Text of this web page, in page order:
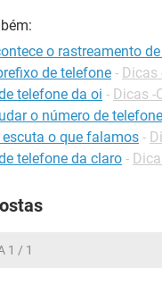
o rastreamento
de telefone - Dicas
telefone da oi - Dicas -
o número de
escuta o que falamos -
telefone da claro -
1 / 1